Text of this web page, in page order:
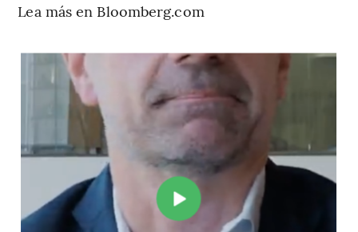
Lea más en Bloomberg.com